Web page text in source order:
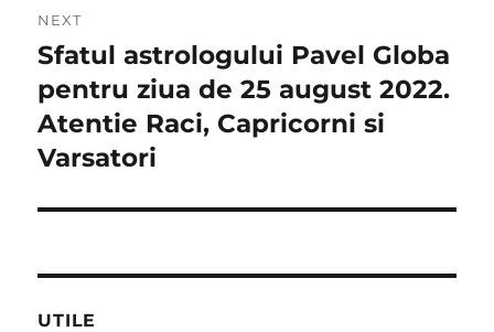
NEXT
Next
post:
Sfatul astrologului Pavel Globa
pentru ziua de 25 august 2022.
Atentie Raci, Capricorni si
Varsatori
UTILE